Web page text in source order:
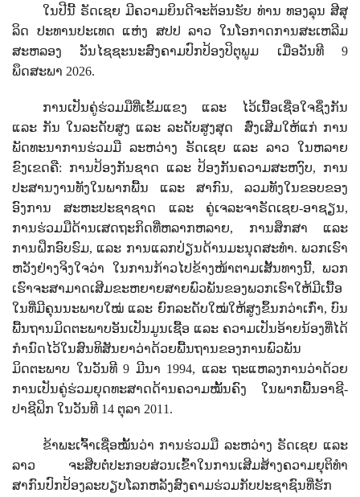
ໃນປີນີ້ ຣັດເຊຍ ມີຄວາມຍິນດີຈະຕ້ອນຮັບ ທ່ານ ທອງລຸນ ສີສຸ
ລິດ ປະທານປະເທດ ແຫ່ງ ສປປ ລາວ ໃນໂອກາດການສະເຫລີມ
ສະຫລອງ ວັນໄຊຊະນະສົງຄາມປົກປ້ອງປິຕຸພູມ ເມື່ອວັນທີ 9
ພຶດສະພາ 2026.
ການເປັນຄູ່ຮ່ວມມືທີ່ເຂັ້ມແຂງ ແລະ ໄວ້ເນື້ອເຊື່ອໃຈຊຶ່ງກັນ
ແລະ ກັນ ໃນລະດັບສູງ ແລະ ລະດັບສູງສຸດ
ສົ່ງເສີມໃຫ້ແກ່ ການ
ພັດທະນາການຮ່ວມມື ລະຫວ່າງ ຣັດເຊຍ ແລະ ລາວ ໃນຫລາຍ
ຂົງເຂດຄື: ການປ້ອງກັນຊາດ ແລະ ປ້ອງກັນຄວາມສະຫງົບ, ການ
ປະສານງານທັງໃນພາກພື້ນ ແລະ ສາກົນ, ລວມທັງໃນຂອບຂອງ
ອົງການ ສະຫະປະຊາຊາດ ແລະ ຄູ່ເຈລະຈາຣັດເຊຍ-ອາຊຽນ,
ການຮ່ວມມືດ້ານເສດຖະກິດທີ່ຫລາກຫລາຍ, ການສຶກສາ ແລະ
ການຝຶກອົບຮົມ, ແລະ ການແລກປ່ຽນດ້ານມະນຸດສະທຳ. ພວກເຮົາ
ຫວັງຢ່າງຈິງໃຈວ່າ ໃນການກ້າວໄປຂ້າງໜ້າຕາມເສັ້ນທາງນີ້, ພວກ
ເຮົາຈະສາມາດເສີມຂະຫຍາຍສາຍພົວພັນຂອງພວກເຮົາໃຫ້ມີເນື້ອ
ໃນທີ່ມີຄຸນນະພາບໃໝ່ ແລະ ຍົກລະດັບໃໝ່ໃຫ້ສູງຂຶ້ນກວ່າເກົ່າ,ບົນ
ພື້ນຖານມິດຕະພາບອັນເປັນມູນເຊື້ອ ແລະ ຄວາມເປັນອ້າຍນ້ອງທີ່ໄດ້
ກໍານົດໄວ້ໃນສົນທິສັນຍາວ່າດ້ວຍພື້ນຖານຂອງການພົວພັນ
ມິດຕະພາບ ໃນວັນທີ 9 ມີນາ 1994, ແລະ ຖະແຫລງການວ່າດ້ວຍ
ການເປັນຄູ່ຮ່ວມຍຸດທະສາດດ້ານຄວາມໝັ້ນຄົງ ໃນພາກພື້ນອາຊີ-
ປາຊີຟິກ ໃນວັນທີ 14 ຕຸລາ 2011.
ຂ້າພະເຈົ້າເຊື່ອໝັ້ນວ່າ ການຮ່ວມມື ລະຫວ່າງ ຣັດເຊຍ ແລະ
ລາວ ຈະສືບຕໍ່ປະກອບສ່ວນເຂົ້າໃນການເສີມສ້າງຄວາມຍຸຕິທຳ
ສາກົນປົກປ້ອງລະບຽບໂລກຫລັງສົງຄາມຮ່ວມກັບປະຊາຊົນທີ່ຮັກ